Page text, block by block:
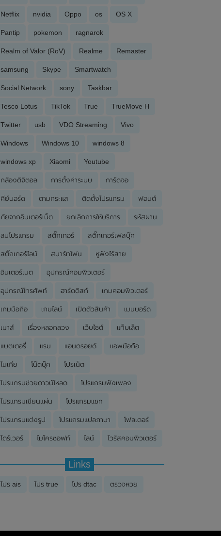
Netflix nvidia Oppo os OS X
Pantip pokemon ragnarok
Realm of Valor (RoV) Realme Remaster
samsung Skype Smartwatch
Social Network sony Taskbar
Tesco Lotus TikTok True TrueMove H
Twitter usb VDO Streaming Vivo
Windows Windows 10 windows 8
windows xp Xiaomi Youtube
กล้องดิจิตอล การตั้งค่าระบบ การ์ดจอ
คีย์บอร์ด ตามกระแส ติดตั้งโปรแกรม ฟอนต์
ภัยจากอินเตอร์เน็ต ยกเลิกการให้บริการ รหัสผ่าน
ลบโปรแกรม สติ๊กเกอร์ สติ๊กเกอร์เฟสบุ๊ค
สติ๊กเกอร์ไลน์ สมาร์ทโฟน หูฟังไร้สาย
อินเตอร์เนต อุปกรณ์คอมพิวเตอร์
อุปกรณ์โทรศัพท์ ฮาร์ดดิสก์ เกมคอมพิวเตอร์
เกมมือถือ เกมไลน์ เปิดตัวสินค้า เมนบอร์ด
เมาส์ เรื่องหลอกลวง เว็บไซต์ แท็บเล็ต
แบตเตอรี่ แรม แอนดรอยด์ แอพมือถือ
โนเกีย โน๊ตบุ๊ค โปรเน็ต
โปรแกรมช่วยดาวน์โหลด โปรแกรมฟังเพลง
โปรแกรมเขียนแผ่น โปรแกรมแชท
โปรแกรมแต่งรูป โปรแกรมแปลภาษา โฟลเดอร์
ไดร์เวอร์ ไมโครซอฟท์ ไลน์ ไวรัสคอมพิวเตอร์
Links
โปร ais โปร true โปร dtac ตรวจหวย